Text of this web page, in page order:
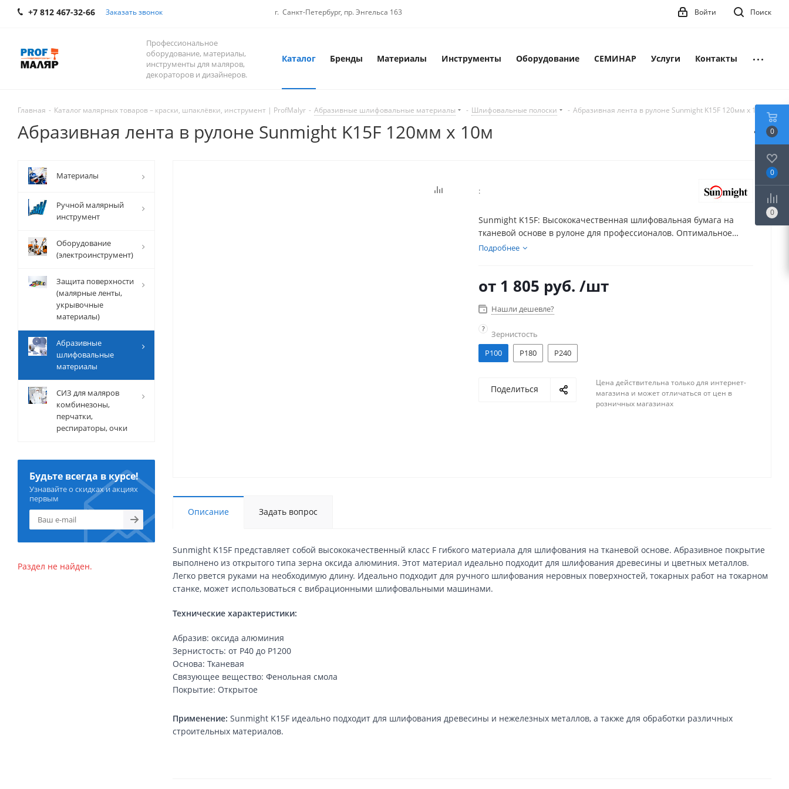
+7 812 467-32-66 Заказать звонок г. Санкт-Петербург, пр. Энгельса 163 Поиск
Войти
Профессиональное
оборудование, материалы,
инструменты для маляров,
декораторов и дизайнеров.
Каталог Бренды Материалы Инструменты Оборудование СЕМИНАР Услуги Контакты
Главная - Каталог малярных товаров – краски, шпаклёвки, инструмент | ProfMalyr - Абразивные шлифовальные материалы - Шлифовальные полоски - Абразивная лента в рулоне Sunmight K15F 120мм х 10м
Абразивная лента в рулоне Sunmight K15F 120мм х 10м
:
Sunmight K15F: Высококачественная шлифовальная бумага на
тканевой основе в рулоне для профессионалов. Оптимальное
решение для эффективного и долгосрочного шлифования
Подробнее
от 1 805 руб. /шт
Нашли дешевле?
?
Зернистость
P100
P180 P240
Поделиться
Цена действительна только для интернет-
магазина и может отличаться от цен в
розничных магазинах
Описание Задать вопрос
Sunmight K15F представляет собой высококачественный класс F гибкого материала для шлифования на тканевой основе. Абразивное покрытие
выполнено из открытого типа зерна оксида алюминия. Этот материал идеально подходит для шлифования древесины и цветных металлов.
Легко рвется руками на необходимую длину. Идеально подходит для ручного шлифования неровных поверхностей, токарных работ на токарном
станке, может использоваться с вибрационными шлифовальными машинами.
Технические характеристики:
Абразив: оксида алюминия
Зернистость: от P40 до P1200
Основа: Тканевая
Связующее вещество: Фенольная смола
Покрытие: Открытое
Применение: Sunmight K15F идеально подходит для шлифования древесины и нежелезных металлов, а также для обработки различных
строительных материалов.
Mатериалы
Ручной малярный
инструмент
Оборудование
(электроинструмент)
Защита поверхности
(малярные ленты,
укрывочные
материалы)
Абразивные
шлифовальные
материалы
СИЗ для маляров
комбинезоны,
перчатки,
респираторы, очки
Будьте всегда в курсе!
Узнавайте о скидках и акциях
первым
Раздел не найден.
0
0
0